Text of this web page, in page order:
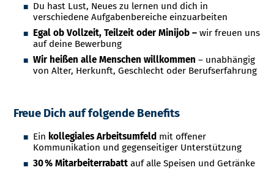
Du hast Lust, Neues zu lernen und dich in
verschiedene Aufgabenbereiche einzuarbeiten
Egal ob Vollzeit, Teilzeit oder Minijob – wir freuen uns
auf deine Bewerbung
Wir heißen alle Menschen willkommen – unabhängig
von Alter, Herkunft, Geschlecht oder Berufserfahrung
Freue Dich auf folgende Benefits
Ein kollegiales Arbeitsumfeld mit offener
Kommunikation und gegenseitiger Unterstützung
30 % Mitarbeiterrabatt auf alle Speisen und Getränke